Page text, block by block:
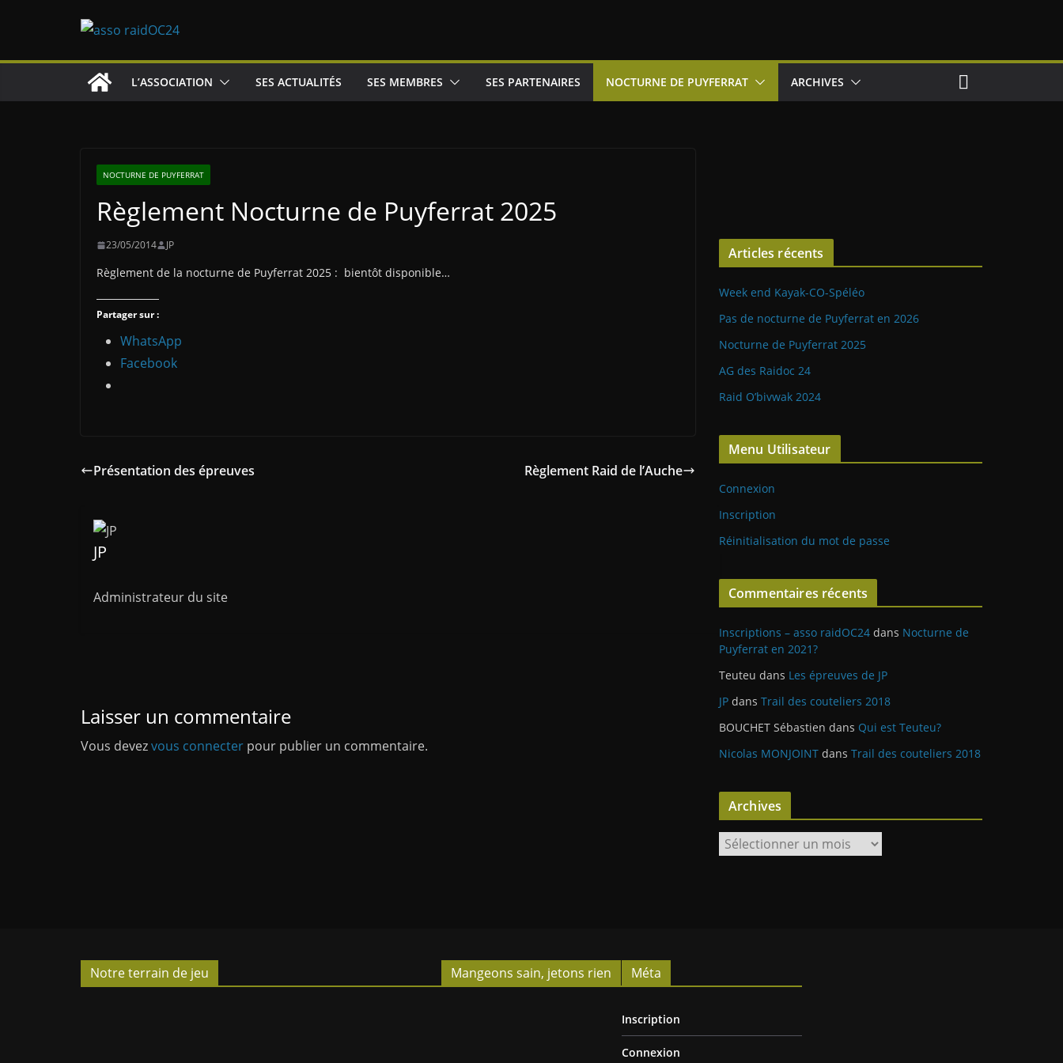
L’ASSOCIATION SES ACTUALITÉS SES MEMBRES SES PARTENAIRES NOCTURNE DE PUYFERRAT ARCHIVES
NOCTURNE DE PUYFERRAT
Règlement Nocturne de Puyferrat 2025
23/05/2014 JP
Règlement de la nocturne de Puyferrat 2025 : bientôt disponible…
Partager sur :
WhatsApp
Facebook
Présentation des épreuves Règlement Raid de l’Auche
JP
Administrateur du site
Laisser un commentaire
Vous devezvous connecter pour publier un commentaire.
Articles récents
Week end Kayak-CO-Spéléo
Pas de nocturne de Puyferrat en 2026
Nocturne de Puyferrat 2025
AG des Raidoc 24
Raid O’bivwak 2024
Menu Utilisateur
Connexion
Inscription
Réinitialisation du mot de passe
Commentaires récents
Inscriptions – asso raidOC24 dans Nocturne de
Puyferrat en 2021?
Teuteu dans Les épreuves de JP
JP dans Trail des couteliers 2018
BOUCHET Sébastien dans Qui est Teuteu?
Nicolas MONJOINT dans Trail des couteliers 2018
Archives
r
Notre terrain de jeu Mangeons sain, jetons rien Méta
Inscription
Connexion